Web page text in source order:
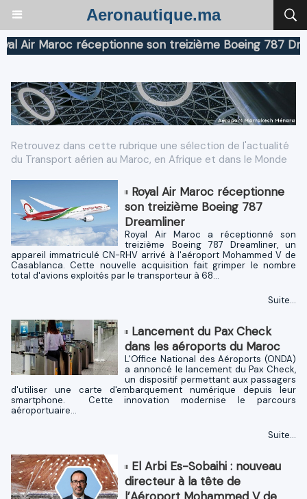
Aeronautique.ma
Maroc réceptionne son treizième Boeing 787
Retrouvez dans cette rubrique une sélection de l'actualité
du Transport aérien au Maroc, en Afrique et dans le Monde
Royal Air Maroc réceptionne
son treizième Boeing 787
Dreamliner
Royal Air Maroc a réceptionné son
treizième Boeing 787 Dreamliner, un
appareil immatriculé CN-RHV arrivé à l'aéroport Mohammed V de
Casablanca. Cette nouvelle acquisition fait grimper le nombre
total d'avions exploités par le transporteur à 68...
Suite...
Lancement du Pax Check
dans les aéroports du Maroc
L'Office National des Aéroports (ONDA)
a annoncé le lancement du Pax Check,
un dispositif permettant aux passagers
d'utiliser une carte d'embarquement numérique depuis leur
smartphone. Cette innovation modernise le parcours
aéroportuaire...
Suite...
El Arbi Es-Sobaihi : nouveau
directeur à la tête de
l’Aéroport Mohammed V de